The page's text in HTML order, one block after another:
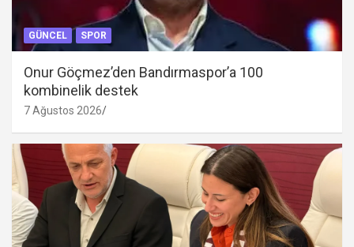
GÜNCEL SPOR
Onur Göçmez’den Bandırmaspor’a 100
kombinelik destek
7 Ağustos 2026